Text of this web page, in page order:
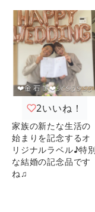
2いいね！
家族の新たな生活の
始まりを記念するオ
リジナルラベル♪特別
な結婚の記念品です
ね♫